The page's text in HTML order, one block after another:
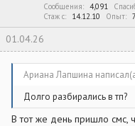
Сообщения
4,091
Стаж c
14.12.10 Опыт
01.04.26
Ариана Лапшина
Долго разбирались в тп?
В тот же день пришло смс,